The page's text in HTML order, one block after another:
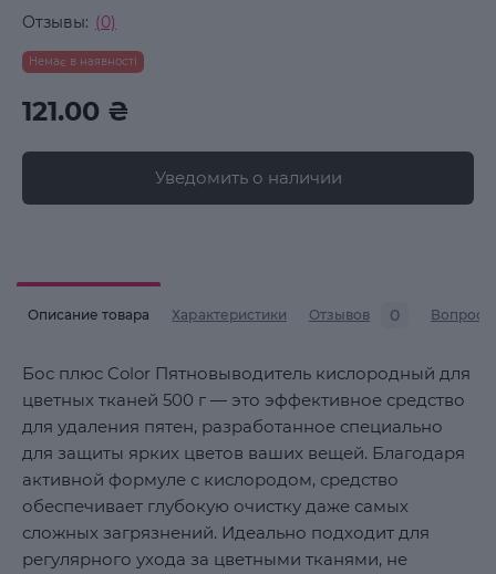
Отзывы: (0)
Немає в наявності
121.00 ₴
Уведомить о наличии
Описание товара Характеристики Отзывов 0 Вопросы
Бос плюс Color Пятновыводитель кислородный для
цветных тканей 500 г — это эффективное средство
для удаления пятен, разработанное специально
для защиты ярких цветов ваших вещей. Благодаря
активной формуле с кислородом, средство
обеспечивает глубокую очистку даже самых
сложных загрязнений. Идеально подходит для
регулярного ухода за цветными тканями, не